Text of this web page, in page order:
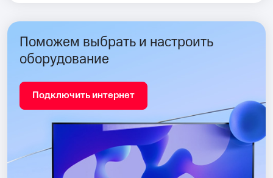
Поможем выбрать и настроить
оборудование
Подключить интернет